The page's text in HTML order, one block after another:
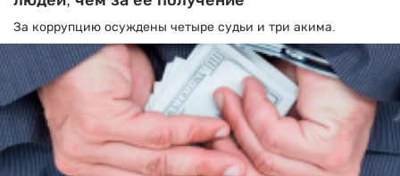
За коррупцию осуждены четыре судьи и три акима.